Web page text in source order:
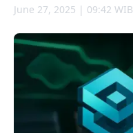
June 27, 2025 | 09:42 WIB